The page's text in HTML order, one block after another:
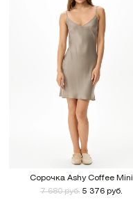
Сорочка Ashy Coffee Mini
7 680 руб.5 376 руб.